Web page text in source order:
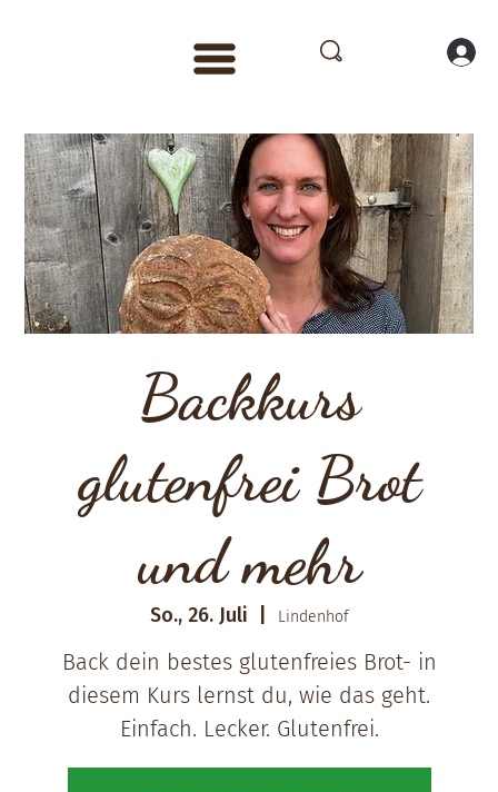
Backkurs
glutenfrei Brot
und mehr
So., 26. Juli Lindenhof
Back dein bestes glutenfreies Brot- in
diesem Kurs lernst du, wie das geht.
Einfach. Lecker. Glutenfrei.